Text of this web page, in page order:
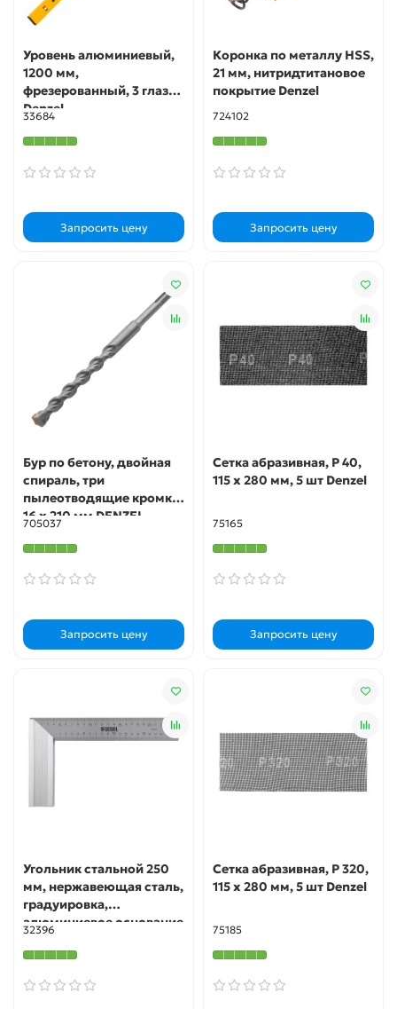
Уровень алюминиевый,
1200 мм,
фрезерованный, 3 глазка
Denzel
33684
Запросить цену
Коронка по металлу HSS,
21 мм, нитридтитановое
покрытие Denzel
724102
Запросить цену
Бур по бетону, двойная
спираль, три
пылеотводящие кромки,
16 x 210 мм DENZEL
705037
Запросить цену
Сетка абразивная, P 40,
115 х 280 мм, 5 шт Denzel
75165
Запросить цену
Угольник стальной 250
мм, нержавеющая сталь,
градуировка,
алюминиевое основание
Denzel
32396
Сетка абразивная, P 320,
115 х 280 мм, 5 шт Denzel
75185